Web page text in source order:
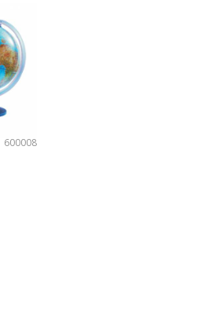
600008